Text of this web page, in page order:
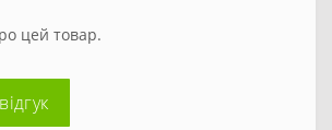
цей товар.